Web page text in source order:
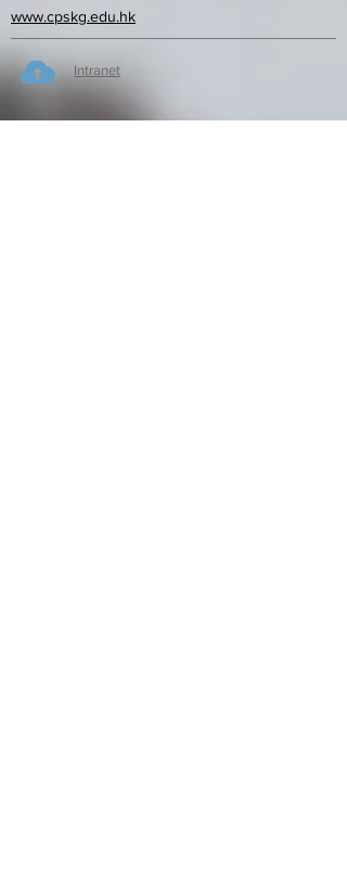
www.cpskg.edu.hk
Intranet